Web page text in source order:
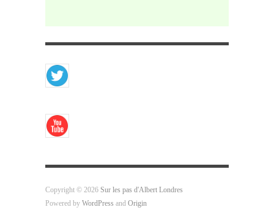
Copyright © 2026 Sur les pas d'Albert Londres
Powered by WordPress and Origin